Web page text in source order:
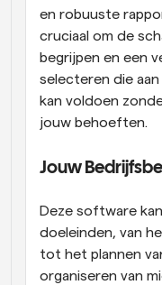
en robuuste
cruciaal om de
begrijpen en een
selecteren die
kan voldoen
jouw behoeften.
Jouw
Deze software
doeleinden, van
tot het plannen
organiseren van